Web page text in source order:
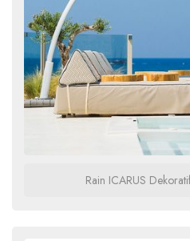
Rain ICARUS